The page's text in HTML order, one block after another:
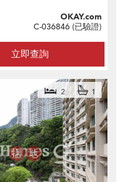
立即查詢
OKAY.com
C-036846 (已驗證)
2 1